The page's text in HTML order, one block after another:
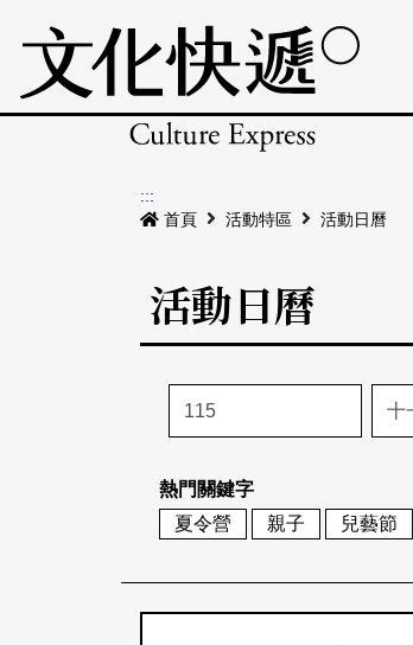
:::
首頁
活動特區 活動日曆
活動日曆
熱門關鍵字
夏令營
親子 兒藝節